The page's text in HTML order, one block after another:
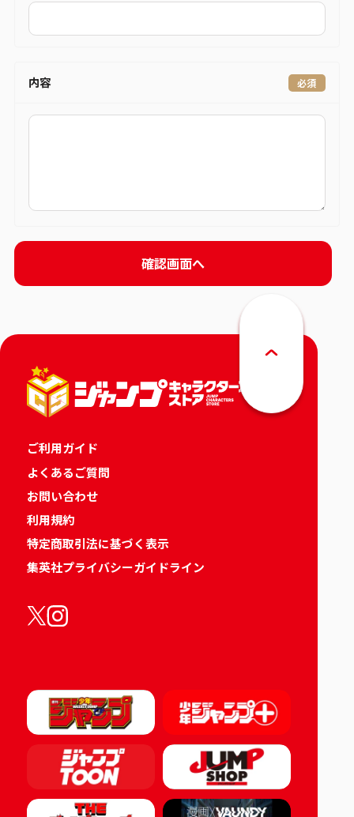
内容
ご利用ガイド
よくあるご質問
お問い合わせ
利用規約
特定商取引法に基づく表示
集英社プライバシーガイドライン